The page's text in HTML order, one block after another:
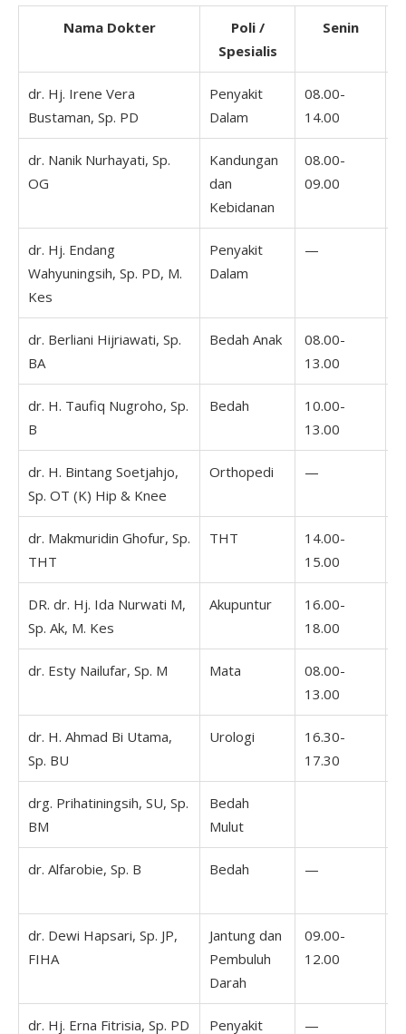
Nama Dokter
Poli /
Spesialis
Senin
dr. Hj. Irene Vera
Bustaman, Sp. PD
Penyakit
Dalam
08.00-
14.00
dr. Nanik Nurhayati, Sp.
OG
Kandungan
dan
Kebidanan
08.00-
09.00
dr. Hj. Endang
Wahyuningsih, Sp. PD, M.
Kes
Penyakit
Dalam
—
dr. Berliani Hijriawati, Sp.
BA
Bedah Anak
08.00-
13.00
dr. H. Taufiq Nugroho, Sp.
B
Bedah
10.00-
13.00
dr. H. Bintang Soetjahjo,
Sp. OT (K) Hip & Knee
Orthopedi —
dr. Makmuridin Ghofur, Sp.
THT
THT
14.00-
15.00
DR. dr. Hj. Ida Nurwati M,
Sp. Ak, M. Kes
Akupuntur
16.00-
18.00
dr. Esty Nailufar, Sp. M Mata
08.00-
13.00
dr. H. Ahmad Bi Utama,
Sp. BU
Urologi
16.30-
17.30
drg. Prihatiningsih, SU, Sp.
BM
Bedah
Mulut
dr. Alfarobie, Sp. B Bedah —
dr. Dewi Hapsari, Sp. JP,
FIHA
Jantung dan
Pembuluh
Darah
09.00-
12.00
dr. Hj. Erna Fitrisia, Sp. PD Penyakit —